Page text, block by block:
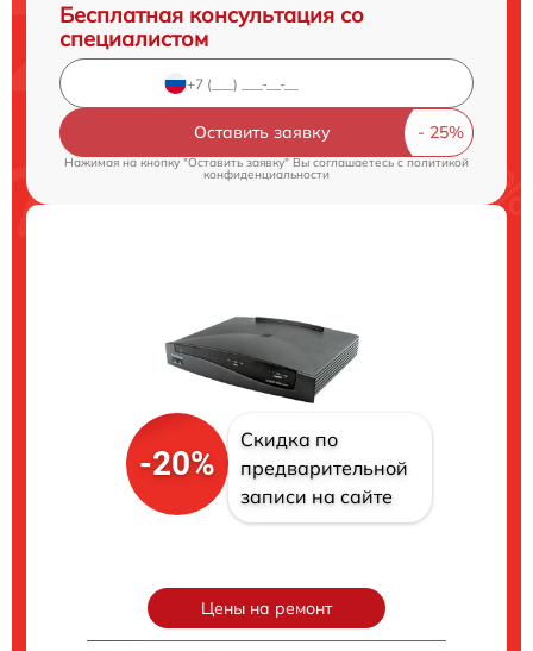
Бесплатная консультация со
специалистом
Оставить заявку
Нажимая на кнопку "Оставить заявку" Вы соглашаетесь cполитикой
конфиденциальности
-20%
Скидка по
предварительной
записи на сайте
Цены на ремонт